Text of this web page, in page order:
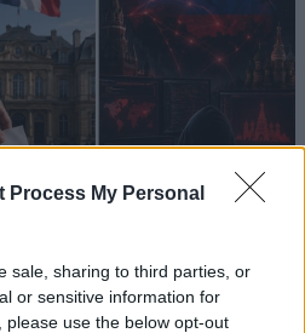
Process My Personal
sale, sharing to third parties, or
or sensitive information for
use the below opt-out
κάλπες; Επιθέσεις με
πόλεμο κατά υποψηφίων